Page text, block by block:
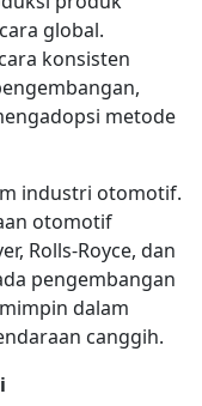
global.
konsisten
metode
industri otomotif.
otomotif
Rolls-Royce, dan
pengembangan
dalam
canggih.